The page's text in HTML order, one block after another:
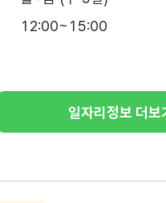
12:00~15:00
일자리정보 더보